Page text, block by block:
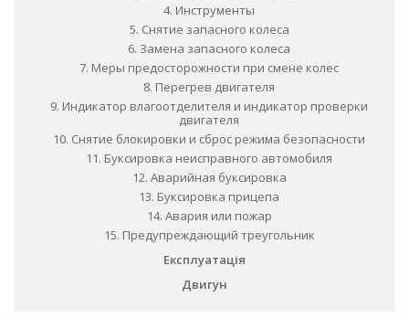
4. Инструменты
5. Снятие запасного колеса
6. Замена запасного колеса
7. Меры предосторожности при смене колес
8. Перегрев двигателя
9. Индикатор влагоотделителя и индикатор проверки
двигателя
10. Снятие блокировки и сброс режима безопасности
11. Буксировка неисправного автомобиля
12. Аварийная буксировка
13. Буксировка прицепа
14. Авария или пожар
15. Предупреждающий треугольник
Експлуатація
Двигун